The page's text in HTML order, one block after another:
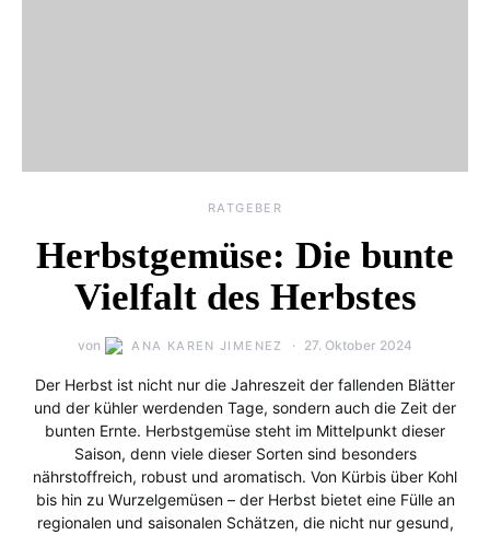
RATGEBER
Herbstgemüse: Die bunte
Vielfalt des Herbstes
von ANA KAREN JIMENEZ 27. Oktober 2024
Der Herbst ist nicht nur die Jahreszeit der fallenden Blätter
und der kühler werdenden Tage, sondern auch die Zeit der
bunten Ernte. Herbstgemüse steht im Mittelpunkt dieser
Saison, denn viele dieser Sorten sind besonders
nährstoffreich, robust und aromatisch. Von Kürbis über Kohl
bis hin zu Wurzelgemüsen – der Herbst bietet eine Fülle an
regionalen und saisonalen Schätzen, die nicht nur gesund,